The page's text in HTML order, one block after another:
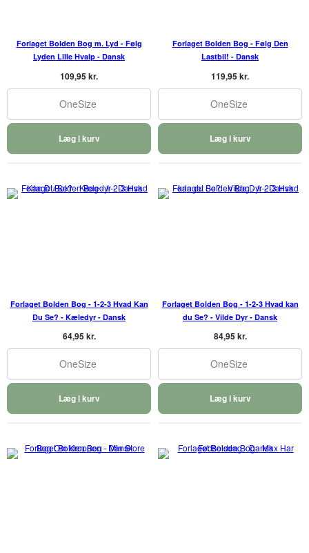
Forlaget Bolden Bog m. Lyd - Følg
Lyden Lille Hvalp - Dansk
109,95 kr.
OneSize
Læg i kurv
Forlaget Bolden Bog - Følg Den
Lastbil! - Dansk
119,95 kr.
OneSize
Læg i kurv
Forlaget Bolden Bog - 1-2-3 Hvad Kan
Du Se? - Kæledyr - Dansk
64,95 kr.
OneSize
Læg i kurv
Forlaget Bolden Bog - 1-2-3 Hvad kan
du Se? - Vilde Dyr - Dansk
84,95 kr.
OneSize
Læg i kurv